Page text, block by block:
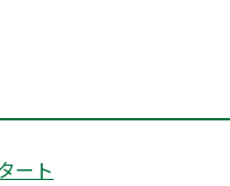
ート